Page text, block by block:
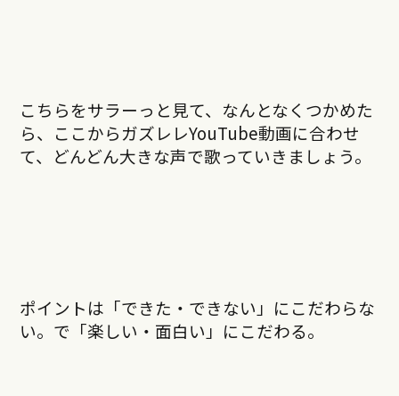
こちらをサラーっと見て、なんとなくつかめた
ら、ここからガズレレYouTube動画に合わせ
て、どんどん大きな声で歌っていきましょう。
ポイントは「できた・できない」にこだわらな
い。で「楽しい・面白い」にこだわる。